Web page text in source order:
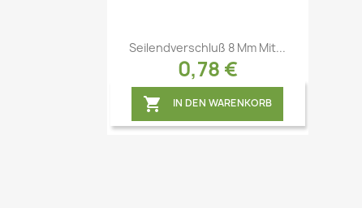
Vorschau
Seilendverschluß 8 Mm Mit...
0,78 €
 IN DEN WARENKORB